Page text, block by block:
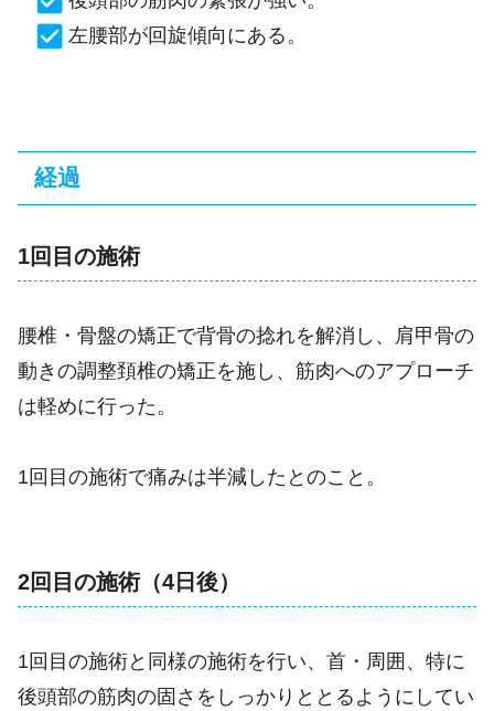
左腰部が回旋傾向にある。
経過
1回目の施術
腰椎・骨盤の矯正で背骨の捻れを解消し、肩甲骨の
動きの調整頚椎の矯正を施し、筋肉へのアプローチ
は軽めに行った。
1回目の施術で痛みは半減したとのこと。
2回目の施術（4日後）
1回目の施術と同様の施術を行い、首・周囲、特に
後頭部の筋肉の固さをしっかりととるようにしてい